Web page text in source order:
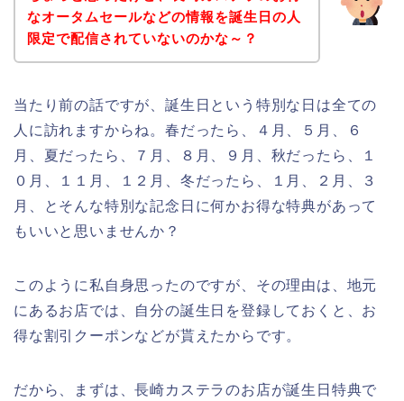
なオータムセールなどの情報を誕生日の人
限定で配信されていないのかな～？
当たり前の話ですが、誕生日という特別な日は全ての
人に訪れますからね。春だったら、４月、５月、６
月、夏だったら、７月、８月、９月、秋だったら、１
０月、１１月、１２月、冬だったら、１月、２月、３
月、とそんな特別な記念日に何かお得な特典があって
もいいと思いませんか？
このように私自身思ったのですが、その理由は、地元
にあるお店では、自分の誕生日を登録しておくと、お
得な割引クーポンなどが貰えたからです。
だから、まずは、長崎カステラのお店が誕生日特典で